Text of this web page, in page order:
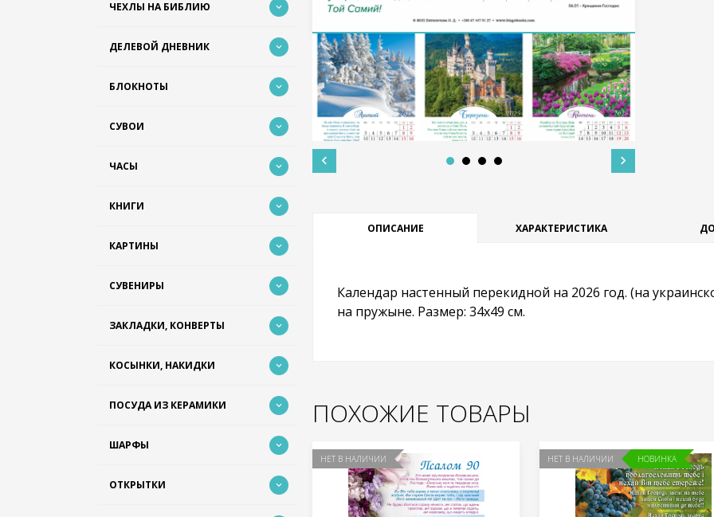
ЧЕХЛЫ НА БИБЛИЮ
ДЕЛЕВОЙ ДНЕВНИК
БЛОКНОТЫ
СУВОИ
ЧАСЫ
КНИГИ
КАРТИНЫ
СУВЕНИРЫ
ЗАКЛАДКИ, КОНВЕРТЫ
КОСЫНКИ, НАКИДКИ
ПОСУДА ИЗ КЕРАМИКИ
ШАРФЫ
ОТКРЫТКИ
ОПИСАНИЕ ХАРАКТЕРИСТИКА
Календар настенный перекидной на 2026 год. (на
на пружыне. Размер: 34x49 см.
ПОХОЖИЕ ТОВАРЫ
НЕТ В НАЛИЧИИ НЕТ В НАЛИЧИИ НОВИНКА